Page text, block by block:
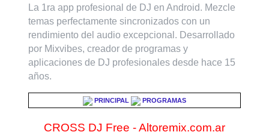
La 1ra app profesional de DJ en Android. Mezcle
temas perfectamente sincronizados con un
rendimiento del audio excepcional. Desarrollado
por Mixvibes, creador de programas y
aplicaciones de DJ profesionales desde hace 15
años.
PRINCIPAL PROGRAMAS
CROSS DJ Free - Altoremix.com.ar